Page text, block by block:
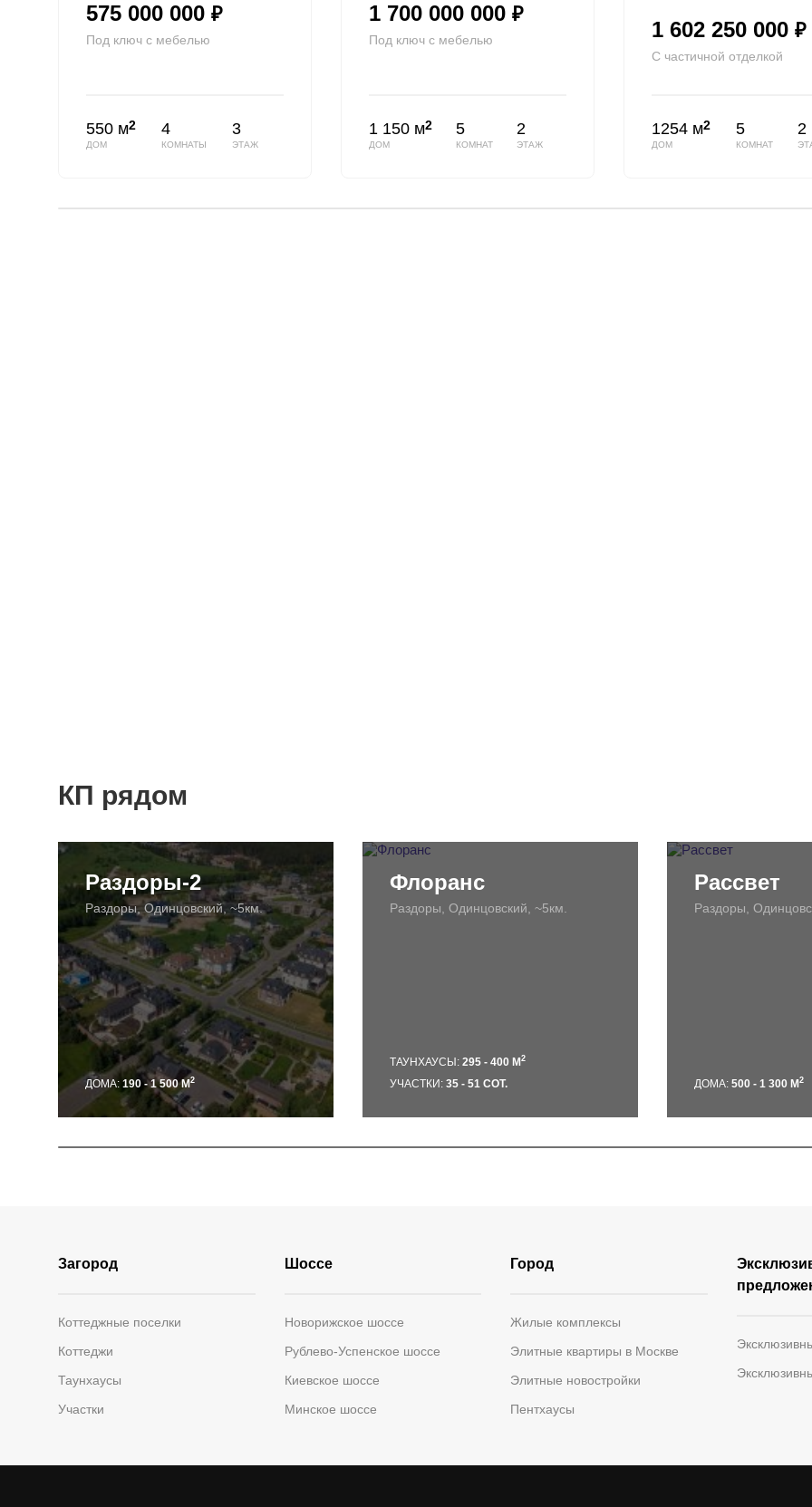
575 000 000 ₽
Под ключ с мебелью
550 м2
ДОМ
4
КОМНАТЫ
3
ЭТАЖ
1 700 000 000 ₽
Под ключ с мебелью
1 150 м2
ДОМ
5
КОМНАТ
2
ЭТАЖ
1 602 250 000 ₽
С частичной отделкой
1254 м2
ДОМ
5
КОМНАТ
2
КП рядом
Раздоры-2
Раздоры, Одинцовский, ~5км.
ДОМА: 190 - 1 500 М 2
Флоранс
Раздоры, Одинцовский, ~5км.
ТАУНХАУСЫ: 295 - 400 М 2
УЧАСТКИ: 35 - 51 СОТ.
Рассвет
Раздоры,
ДОМА: 500 - 1 300 М 2
Загород
Коттеджные поселки
Коттеджи
Таунхаусы
Участки
Шоссе
Новорижское шоссе
Рублево-Успенское шоссе
Киевское шоссе
Минское шоссе
Город
Жилые комплексы
Элитные квартиры в Москве
Элитные новостройки
Пентхаусы